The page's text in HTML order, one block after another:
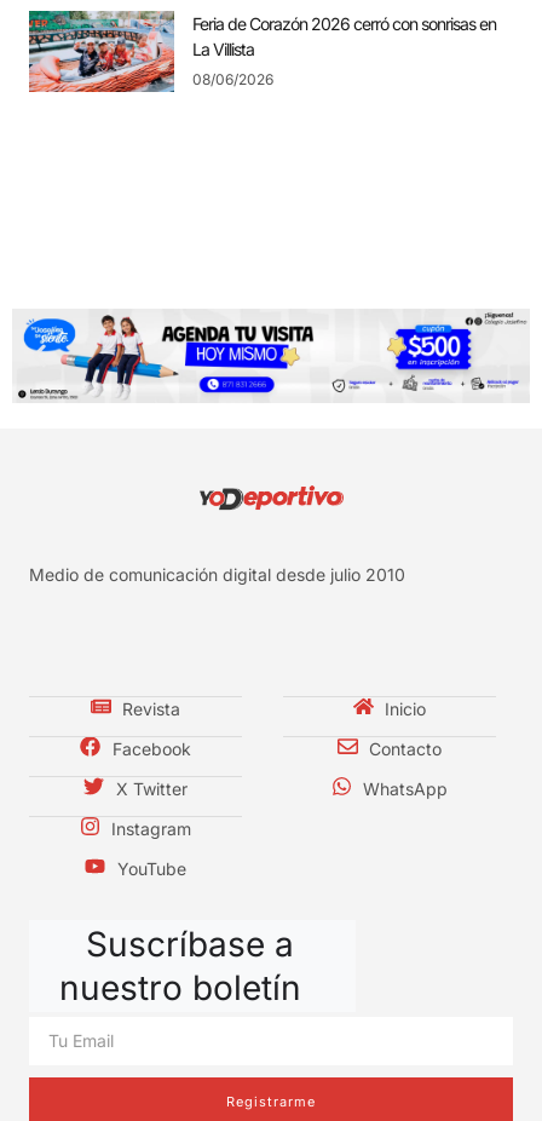
Feria de Corazón 2026 cerró con sonrisas en
La Villista
08/06/2026
Medio de comunicación digital desde julio 2010
Revista
Facebook
X Twitter
Instagram
YouTube
Inicio
Contacto
WhatsApp
Suscríbase a
nuestro boletín
Registrarme